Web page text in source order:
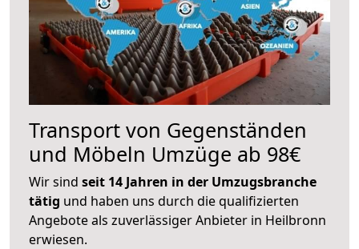
Transport von Gegenständen
und Möbeln Umzüge ab 98€
Wir sind seit 14 Jahren in der Umzugsbranche
tätig und haben uns durch die qualifizierten
Angebote als zuverlässiger Anbieter in Heilbronn
erwiesen.